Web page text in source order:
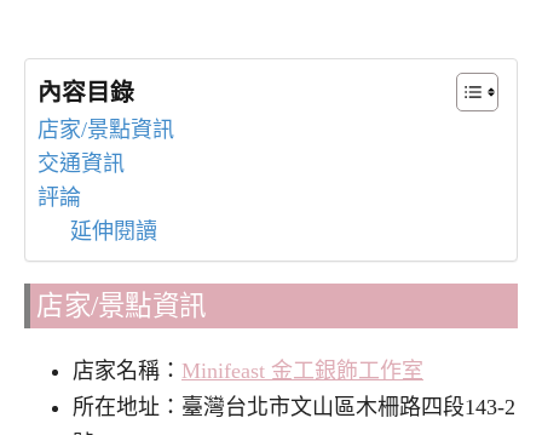
內容目錄
店家/景點資訊
交通資訊
評論
延伸閱讀
店家/景點資訊
店家名稱： Minifeast 金工銀飾工作室
所在地址：臺灣台北市文山區木柵路四段143-2